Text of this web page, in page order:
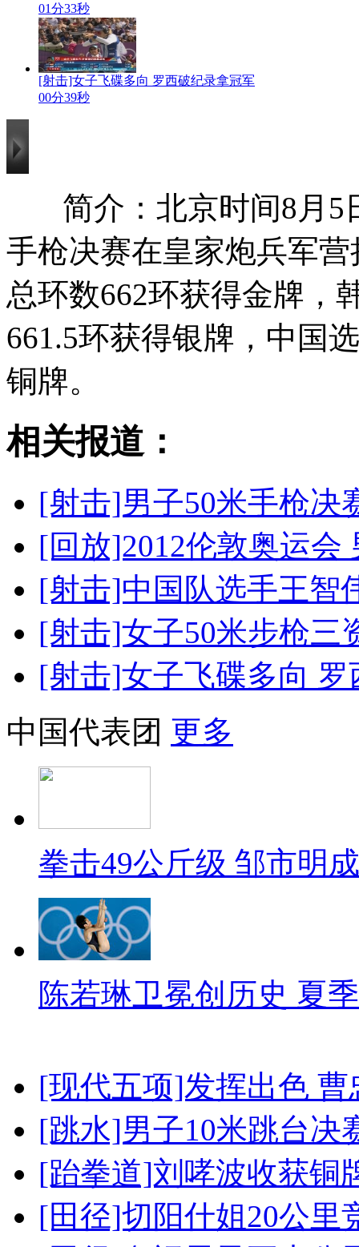
01分33秒
[射击]女子飞碟多向 罗西破纪录拿冠军
00分39秒
简介：北京时间8月5
手枪决赛在皇家炮兵军
总环数662环获得金牌，
661.5环获得银牌，中国
铜牌。
相关报道：
[射击]男子50米手枪决
[回放]2012伦敦奥运会
[射击]中国队选手王智
[射击]女子50米步枪三
[射击]女子飞碟多向
中国代表团 更多
拳击49公斤级 邹市明
陈若琳卫冕创历史 夏
[现代五项]发挥出色
[跳水]男子10米跳台决
[跆拳道]刘哮波收获铜
[田径]切阳什姐20公里